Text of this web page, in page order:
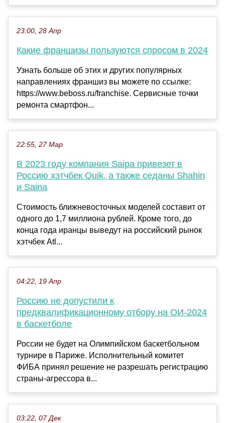
23:00, 28 Апр
Какие франшизы пользуются спросом в 2024
Узнать больше об этих и других популярных
направлениях франшиз вы можете по ссылке:
https://www.beboss.ru/franchise. Сервисные точки
ремонта смартфон...
22:55, 27 Мар
В 2023 году компания Saipa привезет в
Россию хэтчбек Quik, а также седаны Shahin
и Saina
Стоимость ближневосточных моделей составит от
одного до 1,7 миллиона рублей. Кроме того, до
конца года иранцы выведут на российский рынок
хэтчбек Atl...
04:22, 19 Апр
Россию не допустили к
предквалификационному отбору на ОИ-2024
в баскетболе
России не будет на Олимпийском баскетбольном
турнире в Париже. Исполнительный комитет
ФИБА принял решение не разрешать регистрацию
страны-агрессора в...
03:22, 07 Дек